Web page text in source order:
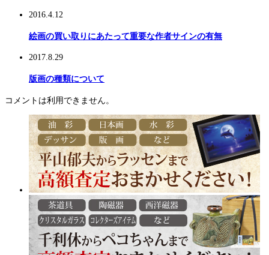
2016.4.12
絵画の買い取りにあたって重要な作者サインの有無
2017.8.29
版画の種類について
コメントは利用できません。